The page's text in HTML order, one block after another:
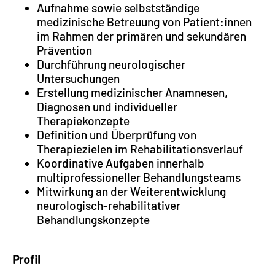
Aufnahme sowie selbstständige
medizinische Betreuung von Patient:innen
im Rahmen der primären und sekundären
Prävention
Durchführung neurologischer
Untersuchungen
Erstellung medizinischer Anamnesen,
Diagnosen und individueller
Therapiekonzepte
Definition und Überprüfung von
Therapiezielen im Rehabilitationsverlauf
Koordinative Aufgaben innerhalb
multiprofessioneller Behandlungsteams
Mitwirkung an der Weiterentwicklung
neurologisch-rehabilitativer
Behandlungskonzepte
Profil